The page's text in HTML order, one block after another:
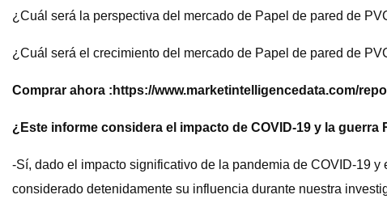
¿Cuál será la perspectiva del mercado de Papel de pared de
¿Cuál será el crecimiento del mercado de Papel de pared de
Comprar ahora : https://www.marketintelligencedata.com/
¿Este informe considera el impacto de COVID-19 y la
-Sí, dado el impacto significativo de la pandemia de COVID-19
considerado detenidamente su influencia durante nuestra